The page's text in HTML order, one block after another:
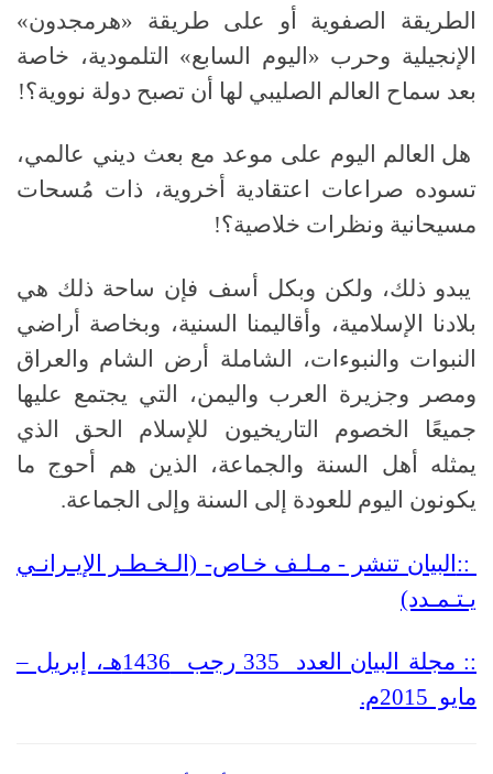
الطريقة الصفوية أو على طريقة «هرمجدون»
الإنجيلية وحرب «اليوم السابع» التلمودية، خاصة
بعد سماح العالم الصليبي لها أن تصبح دولة نووية؟!
هل العالم اليوم على موعد مع بعث ديني عالمي،
تسوده صراعات اعتقادية أخروية، ذات مُسحات
مسيحانية ونظرات خلاصية؟!
يبدو ذلك، ولكن وبكل أسف فإن ساحة ذلك هي
بلادنا الإسلامية، وأقاليمنا السنية، وبخاصة أراضي
النبوات والنبوءات، الشاملة أرض الشام والعراق
ومصر وجزيرة العرب واليمن، التي يجتمع عليها
جميعًا الخصوم التاريخيون للإسلام الحق الذي
يمثله أهل السنة والجماعة، الذين هم أحوج ما
يكونون اليوم للعودة إلى السنة وإلى الجماعة.
:: البيان تنشر - مـلـف خـاص- (الـخـطـر الإيـرانـي
يـتـمـدد)
:: مجلة البيان العدد 335 رجب 1436هـ، إبريل –
مايو 2015م.